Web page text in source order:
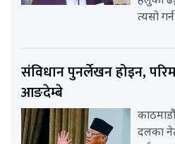
त्यसो
संविधान पुनर्लेखन होइन,
आङदेम्बे
दलका